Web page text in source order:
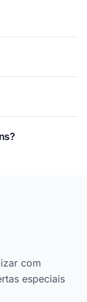
com
especiais